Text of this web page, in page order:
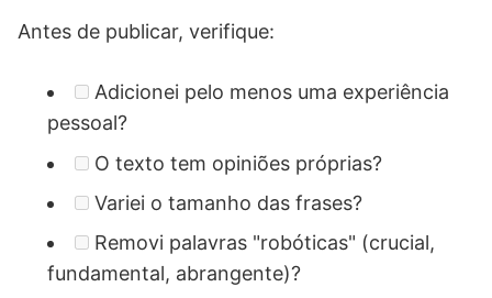
Antes de publicar, verifique:
Adicionei pelo menos uma experiência
pessoal?
O texto tem opiniões próprias?
Variei o tamanho das frases?
Removi palavras "robóticas" (crucial,
fundamental, abrangente)?